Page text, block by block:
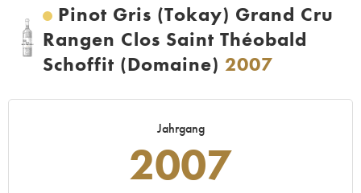
Pinot Gris (Tokay) Grand Cru
Rangen Clos Saint Théobald
Schoffit (Domaine) 2007
Jahrgang
2007